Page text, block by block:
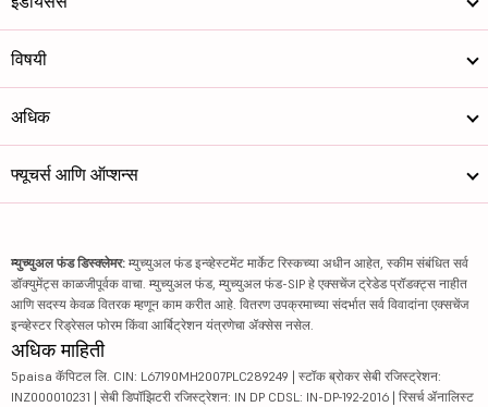
विषयी
अधिक
फ्यूचर्स आणि ऑप्शन्स
म्युच्युअल फंड डिस्क्लेमर: म्युच्युअल फंड इन्व्हेस्टमेंट मार्केट रिस्कच्या अधीन आहेत, स्कीम संबंधित सर्व
डॉक्युमेंट्स काळजीपूर्वक वाचा. म्युच्युअल फंड, म्युच्युअल फंड-SIP हे एक्सचेंज ट्रेडेड प्रॉडक्ट्स नाहीत
आणि सदस्य केवळ वितरक म्हणून काम करीत आहे. वितरण उपक्रमाच्या संदर्भात सर्व विवादांना एक्सचेंज
इन्व्हेस्टर रिड्रेसल फोरम किंवा आर्बिट्रेशन यंत्रणेचा ॲक्सेस नसेल.
अधिक माहिती
5paisa कॅपिटल लि. CIN: L67190MH2007PLC289249 | स्टॉक ब्रोकर सेबी रजिस्ट्रेशन:
INZ000010231 | सेबी डिपॉझिटरी रजिस्ट्रेशन: IN DP CDSL: IN-DP-192-2016 | रिसर्च ॲनालिस्ट